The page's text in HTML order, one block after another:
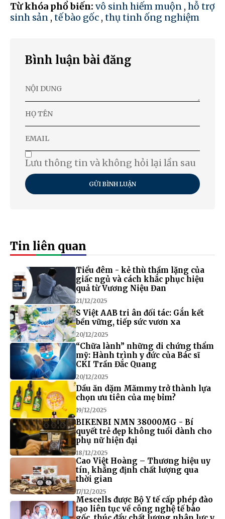
Từ khóa phổ biến: vô sinh hiếm muộn , hỗ trợ
sinh sản , tế bào gốc , thụ tinh ống nghiệm
Bình luận bài đăng
Lưu thông tin và không hỏi lại lần sau
GỬI BÌNH LUẬN
Tin liên quan
Tiểu đêm - kẻ thù thầm lặng của
giấc ngủ và cách khắc phục hiệu
quả từ Vương Niệu Đan
21/12/2025
S Việt AAB tri ân đối tác: Gắn kết
bền vững, tiếp sức vươn xa
20/12/2025
“Chữa lành” những di chứng thẩm
mỹ: Hành trình y đức của Bác sĩ
CKI Trần Đắc Quang
20/12/2025
Dầu ăn dặm Mămmy trở thành lựa
chọn ưu tiên của mẹ bỉm?
19/12/2025
BIKENBI NMN 38000MG - Bí
quyết trẻ đẹp không tuổi dành cho
phụ nữ hiện đại
18/12/2025
Cao Việt Hoàng – Thương hiệu uy
tín, khẳng định chất lượng qua
thời gian
17/12/2025
Mescells được Bộ Y tế cấp phép đào
tạo liên tục về công nghệ tế bào